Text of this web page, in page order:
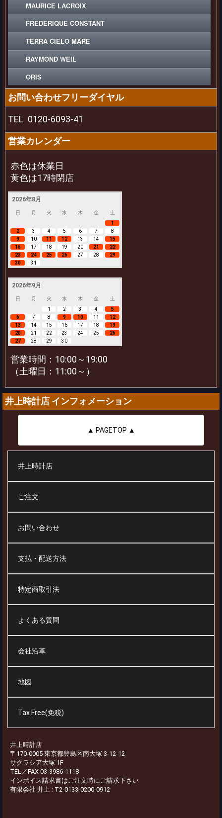
MAURICE LACROIX
FREDERIQUE CONSTANT
TERRA CIELO MARE
RAYMOND WEIL
ORIS
お問い合わせフリーダイヤル
TEL 0120-6093-41
営業カレンダー
赤色は休業日
黄色は17時閉店
2026年8月
日 月 火 水 木 金
土
1
2
3 4 5 6 7
8
9
10 11 12 13 14
15
16
17 18 19 20 21
22
23
24 25 26 27 28
29
30
31
2026年9月
日 月 火 水 木 金
土
1
2 3 4
5
6
7 8 9 10 11
12
13
14 15 16 17 18
19
20
21 22 23 24 25
26
27
28 29 30
営業時間：10:00～19:00
（土曜日：11:00～）
井上時計店 インフォメーション
▲ PAGETOP ▲
井上時計店
ご注文
お問い合わせ
支払・配送方法
特定商取引法
よくある質問
会社沿革
地図
Tax Free(免税)
井上時計店
〒170-0005 東京都豊島区南大塚 3-12-12
サクラシア大塚 1F
TEL／FAX 03-3986-1118
インボイス請求書はご注文時にご請求下さい
有限会社 井上 : T2-0133-0200-0912